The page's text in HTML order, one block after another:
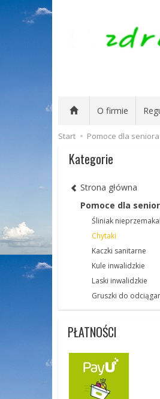
O firmie
Start Pomoce dla seniora
Kategorie
Strona główna
Pomoce dla
Śliniak
Chytaki
Kaczki sanitarne
Kule inwalidzkie
Laski inwalidzkie
Gruszki do
PŁATNOŚCI